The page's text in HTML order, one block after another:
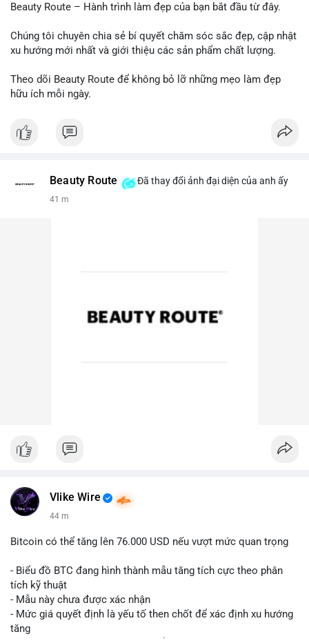
Beauty Route – Hành trình làm đẹp của bạn bắt đầu từ đây.
Chúng tôi chuyên chia sẻ bí quyết chăm sóc sắc đẹp, cập nhật
xu hướng mới nhất và giới thiệu các sản phẩm chất lượng.
Theo dõi Beauty Route để không bỏ lỡ những mẹo làm đẹp
hữu ích mỗi ngày.
Beauty Route Đã thay đổi ảnh đại diện của anh ấy
41 m
Vlike Wire
44 m
Bitcoin có thể tăng lên 76.000 USD nếu vượt mức quan trọng
- Biểu đồ BTC đang hình thành mẫu tăng tích cực theo phân
tích kỹ thuật
- Mẫu này chưa được xác nhận
- Mức giá quyết định là yếu tố then chốt để xác định xu hướng
tăng